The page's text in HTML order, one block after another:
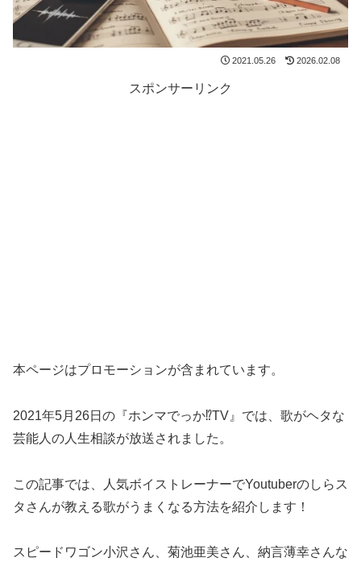
2021.05.26 2026.02.08
スポンサーリンク
本ページはプロモーションが含まれています。
2021年5月26日の『ホンマでっか⁉︎TV』では、歌がヘタな
芸能人の人生相談が放送されました。
この記事では、人気ボイストレーナーでYoutuberのしらス
タさんが教える歌がうまくなる方法を紹介します！
スピードワゴン小沢さん、菊池亜美さん、納言薄幸さんな